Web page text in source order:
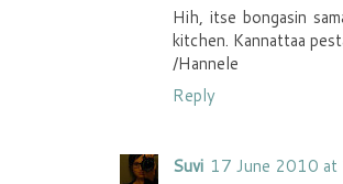
Hih, itse bongasin
kitchen. Kannattaa
/Hannele
Reply
Suvi 17 June 2010